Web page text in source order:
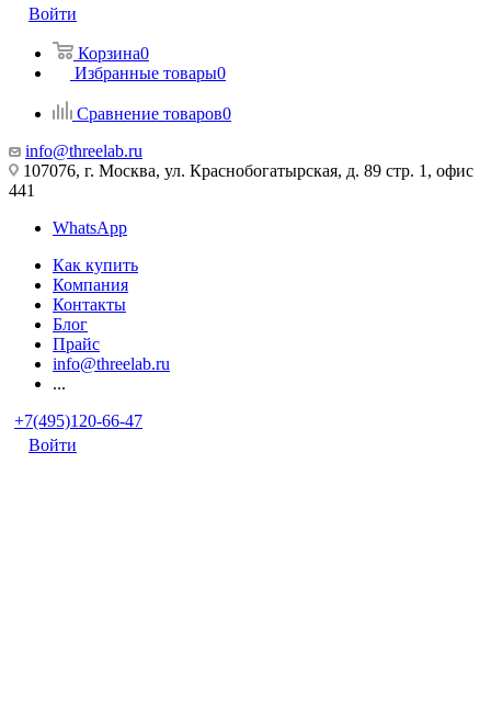
Войти
Корзина0
Избранные товары0
Сравнение товаров0
info@threelab.ru
107076, г. Москва, ул. Краснобогатырская, д. 89 стр. 1, офис
441
WhatsApp
Как купить
Компания
Контакты
Блог
Прайс
info@threelab.ru
...
+7(495)120-66-47
Войти